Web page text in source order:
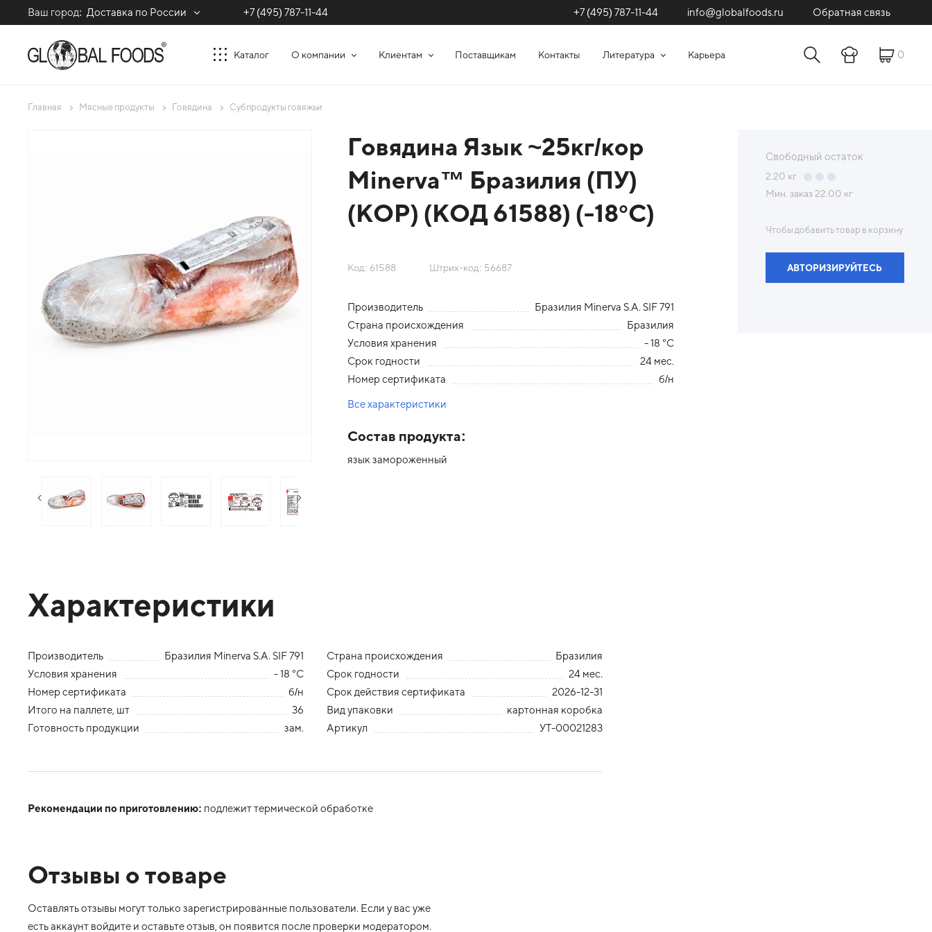
Ваш город: Доставка по России +7 (495) 787-11-44 +7 (495) 787-11-44 info@globalfoods.ru Обратная связь
Каталог О компании Клиентам Поставщикам Контакты Литература Карьера 0
Главная Мясные продукты Говядина Субпродукты говяжьи
следующий слайд предыдущий слайд
Говядина Язык ~25кг/кор
Minerva™ Бразилия (ПУ)
(КОР) (КОД 61588) (-18°С)
Код: 61588 Штрих-код: 56687
Производитель
Бразилия Minerva S.A. SIF 791
Страна происхождения
Бразилия
Условия хранения
- 18 °С
Срок годности
24 мес.
Номер сертификата
б/н
Все характеристики
Состав продукта:
язык замороженный
Характеристики
Производитель Бразилия Minerva S.A. SIF 791 Страна происхождения
Бразилия
Условия хранения
- 18 °С Срок годности
24 мес.
Номер сертификата
б/н Срок действия сертификата
2026-12-31
Итого на паллете, шт
36 Вид упаковки
картонная коробка
Готовность продукции
зам. Артикул УТ-00021283
Рекомендации по приготовлению: подлежит термической обработке
Отзывы о товаре
Оставлять отзывы могут только зарегистрированные пользователи. Если у вас уже
есть аккаунт войдите и оставьте отзыв, он появится после проверки модератором.
Свободный остаток
2.20 кг
Мин. заказ 22.00 кг
Чтобы добавить товар в корзину
АВТОРИЗИРУЙТЕСЬ